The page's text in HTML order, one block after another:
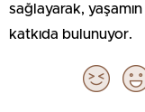
sağlayarak,
katkıda bulunuyor.